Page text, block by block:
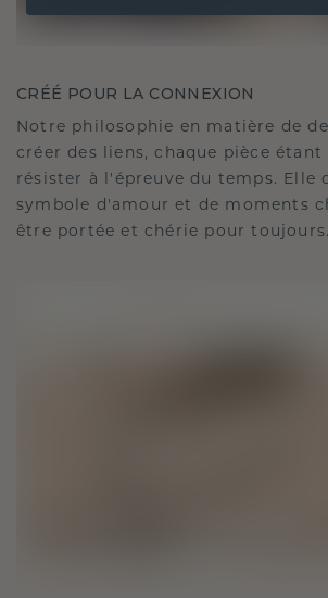
CRÉÉ POUR LA CONNEXION
Notre philosophie en matière de
créer des liens, chaque pièce étant
résister à l'épreuve du temps. Elle
symbole d'amour et de moments
être portée et chérie pour toujours.